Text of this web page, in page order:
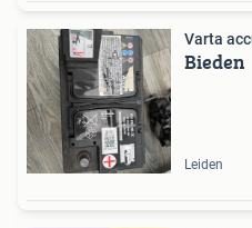
Varta
Bieden
Leiden